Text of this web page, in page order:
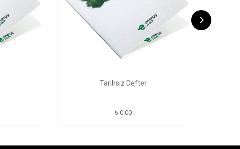
Tarihsiz Defter
₺ 0.00